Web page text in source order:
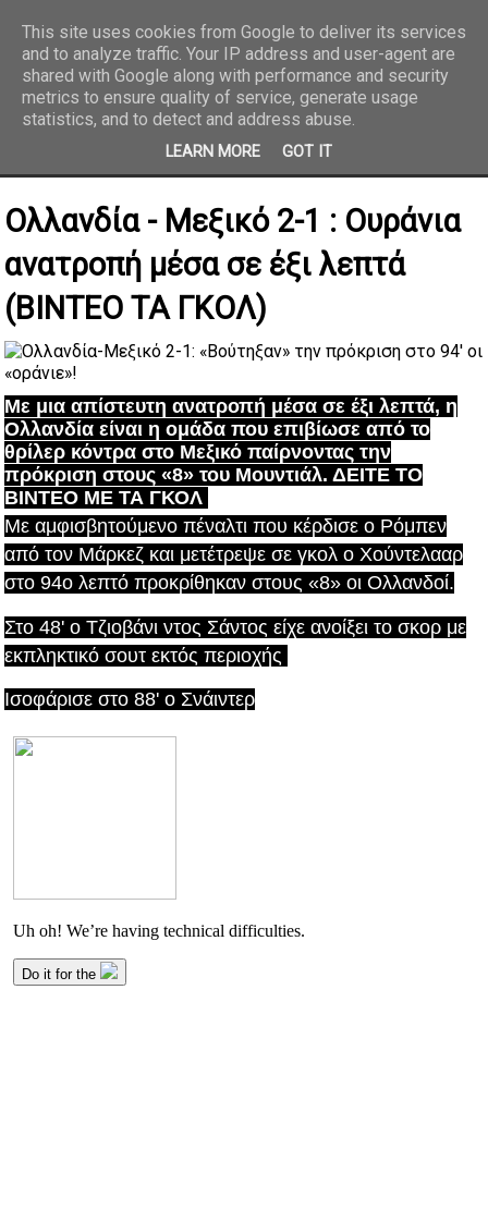
REPORTAZ NET
Ολλανδία - Μεξικό 2-1 : Ουράνια
ανατροπή μέσα σε έξι λεπτά
(ΒΙΝΤΕΟ ΤΑ ΓΚΟΛ)
Με μια απίστευτη ανατροπή μέσα σε έξι λεπτά, η
Ολλανδία είναι η ομάδα που επιβίωσε από το
θρίλερ κόντρα στο Μεξικό παίρνοντας την
πρόκριση στους «8» του Μουντιάλ. ΔΕΙΤΕ ΤΟ
ΒΙΝΤΕΟ ΜΕ ΤΑ ΓΚΟΛ
Με αμφισβητούμενο πέναλτι που κέρδισε ο Ρόμπεν
από τον Μάρκεζ και μετέτρεψε σε γκολ ο Χούντελααρ
στο 94ο λεπτό προκρίθηκαν στους «8» οι Ολλανδοί.
Στο 48' ο Τζιοβάνι ντος Σάντος είχε ανοίξει το σκορ με
εκπληκτικό σουτ εκτός περιοχής
Ισοφάρισε στο 88' ο Σνάιντερ
This site uses cookies from Google to deliver its services
and to analyze traffic. Your IP address and user-agent are
shared with Google along with performance and security
metrics to ensure quality of service, generate usage
statistics, and to detect and address abuse.
LEARN MORE GOT IT